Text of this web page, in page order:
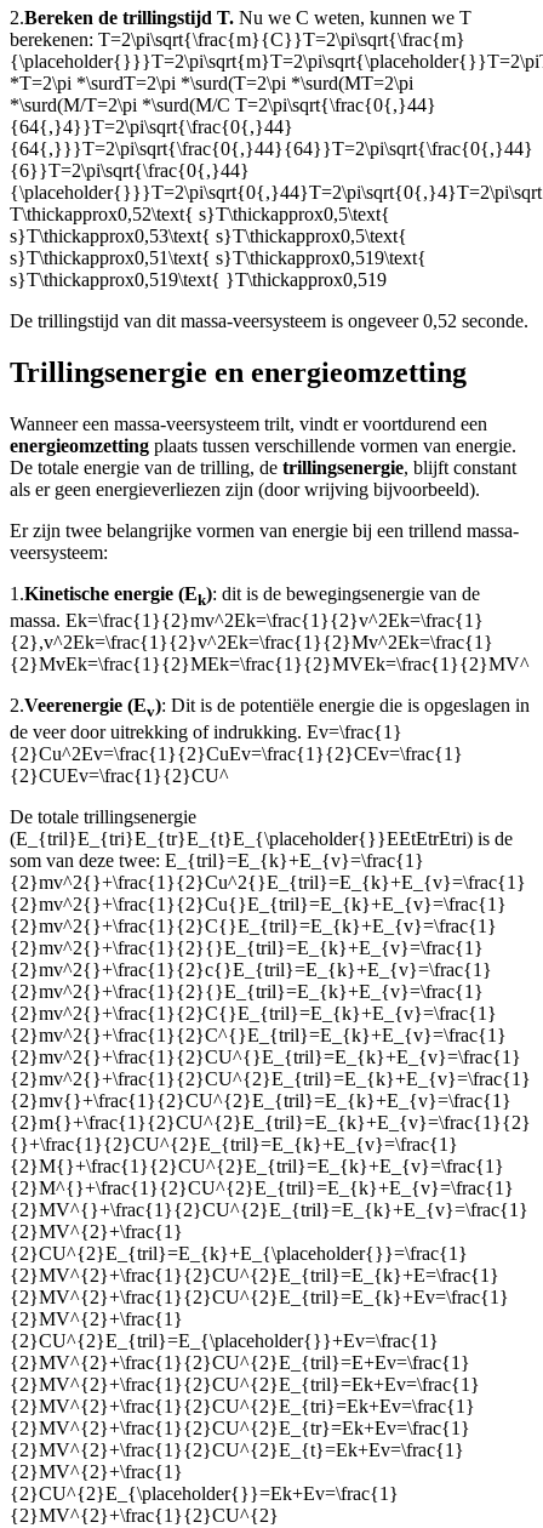
2.Bereken de trillingstijd T. Nu we C weten, kunnen we T
berekenen: T=2\pi\sqrt{\frac{m}{C}}T=2\pi\sqrt{\frac{m}
*T=2\pi *\surdT=2\pi *\surd(T=2\pi *\surd(MT=2\pi
*\surd(M/T=2\pi *\surd(M/C T=2\pi\sqrt{\frac{0{,}44}
{64{,}4}}T=2\pi\sqrt{\frac{0{,}44}
{64{,}}}T=2\pi\sqrt{\frac{0{,}44}{64}}T=2\pi\sqrt{\frac{0{,}44}
{6}}T=2\pi\sqrt{\frac{0{,}44}
T\thickapprox0,52\text{ s}T\thickapprox0,5\text{
s}T\thickapprox0,53\text{ s}T\thickapprox0,5\text{
s}T\thickapprox0,51\text{ s}T\thickapprox0,519\text{
s}T\thickapprox0,519\text{ }T\thickapprox0,519
De trillingstijd van dit massa-veersysteem is ongeveer 0,52 seconde.
Trillingsenergie en energieomzetting
Wanneer een massa-veersysteem trilt, vindt er voortdurend een
energieomzetting plaats tussen verschillende vormen van energie.
De totale energie van de trilling, de trillingsenergie, blijft constant
als er geen energieverliezen zijn (door wrijving bijvoorbeeld).
Er zijn twee belangrijke vormen van energie bij een trillend massa-
veersysteem:
1.Kinetische energie (Ek): dit is de bewegingsenergie van de
massa. Ek=\frac{1}{2}mv^2Ek=\frac{1}{2}v^2Ek=\frac{1}
{2},v^2Ek=\frac{1}{2}v^2Ek=\frac{1}{2}Mv^2Ek=\frac{1}
{2}MvEk=\frac{1}{2}MEk=\frac{1}{2}MVEk=\frac{1}{2}MV^
2.Veerenergie (Ev): Dit is de potentiële energie die is opgeslagen in
de veer door uitrekking of indrukking. Ev=\frac{1}
{2}Cu^2Ev=\frac{1}{2}CuEv=\frac{1}{2}CEv=\frac{1}
{2}CUEv=\frac{1}{2}CU^
De totale trillingsenergie
(E_{tril}E_{tri}E_{tr}E_{t}E_{\placeholder{}}EEtEtrEtri) is de
som van deze twee: E_{tril}=E_{k}+E_{v}=\frac{1}
{2}mv^2{}+\frac{1}{2}Cu^2{}E_{tril}=E_{k}+E_{v}=\frac{1}
{2}mv^2{}+\frac{1}{2}Cu{}E_{tril}=E_{k}+E_{v}=\frac{1}
{2}mv^2{}+\frac{1}{2}C{}E_{tril}=E_{k}+E_{v}=\frac{1}
{2}mv^2{}+\frac{1}{2}{}E_{tril}=E_{k}+E_{v}=\frac{1}
{2}mv^2{}+\frac{1}{2}c{}E_{tril}=E_{k}+E_{v}=\frac{1}
{2}mv^2{}+\frac{1}{2}{}E_{tril}=E_{k}+E_{v}=\frac{1}
{2}mv^2{}+\frac{1}{2}C{}E_{tril}=E_{k}+E_{v}=\frac{1}
{2}mv^2{}+\frac{1}{2}C^{}E_{tril}=E_{k}+E_{v}=\frac{1}
{2}mv^2{}+\frac{1}{2}CU^{}E_{tril}=E_{k}+E_{v}=\frac{1}
{2}mv^2{}+\frac{1}{2}CU^{2}E_{tril}=E_{k}+E_{v}=\frac{1}
{2}mv{}+\frac{1}{2}CU^{2}E_{tril}=E_{k}+E_{v}=\frac{1}
{2}m{}+\frac{1}{2}CU^{2}E_{tril}=E_{k}+E_{v}=\frac{1}{2}
{}+\frac{1}{2}CU^{2}E_{tril}=E_{k}+E_{v}=\frac{1}
{2}M{}+\frac{1}{2}CU^{2}E_{tril}=E_{k}+E_{v}=\frac{1}
{2}M^{}+\frac{1}{2}CU^{2}E_{tril}=E_{k}+E_{v}=\frac{1}
{2}MV^{}+\frac{1}{2}CU^{2}E_{tril}=E_{k}+E_{v}=\frac{1}
{2}MV^{2}+\frac{1}
{2}CU^{2}E_{tril}=E_{k}+E_{\placeholder{}}=\frac{1}
{2}MV^{2}+\frac{1}{2}CU^{2}E_{tril}=E_{k}+E=\frac{1}
{2}MV^{2}+\frac{1}{2}CU^{2}E_{tril}=E_{k}+Ev=\frac{1}
{2}MV^{2}+\frac{1}
{2}CU^{2}E_{tril}=E_{\placeholder{}}+Ev=\frac{1}
{2}MV^{2}+\frac{1}{2}CU^{2}E_{tril}=E+Ev=\frac{1}
{2}MV^{2}+\frac{1}{2}CU^{2}E_{tril}=Ek+Ev=\frac{1}
{2}MV^{2}+\frac{1}{2}CU^{2}E_{tri}=Ek+Ev=\frac{1}
{2}MV^{2}+\frac{1}{2}CU^{2}E_{tr}=Ek+Ev=\frac{1}
{2}MV^{2}+\frac{1}{2}CU^{2}E_{t}=Ek+Ev=\frac{1}
{2}MV^{2}+\frac{1}
{2}CU^{2}E_{\placeholder{}}=Ek+Ev=\frac{1}
{2}MV^{2}+\frac{1}{2}CU^{2}